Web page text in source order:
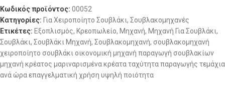
Κωδικός προϊόντος: 00052
Κατηγορίες: Για Χειροποίητο Σουβλάκι, Σουβλακομηχανές
Ετικέτες: Εξοπλισμός, Κρεοπωλείο, Μηχανή, Μηχανή Για Σουβλάκι,
Σουβλάκι, Σουβλάκι Μηχανή, Σουβλακομηχανή, σουβλακομηχανή
χειροποίητο σουβλάκι οικονομική μηχανή παραγωγή σουβλακίων
μηχανή κρέατος μαριναρισμένα κρέατα ταχύτητα παραγωγής τεμάχια
ανά ώρα επαγγελματική χρήση υψηλή ποιότητα